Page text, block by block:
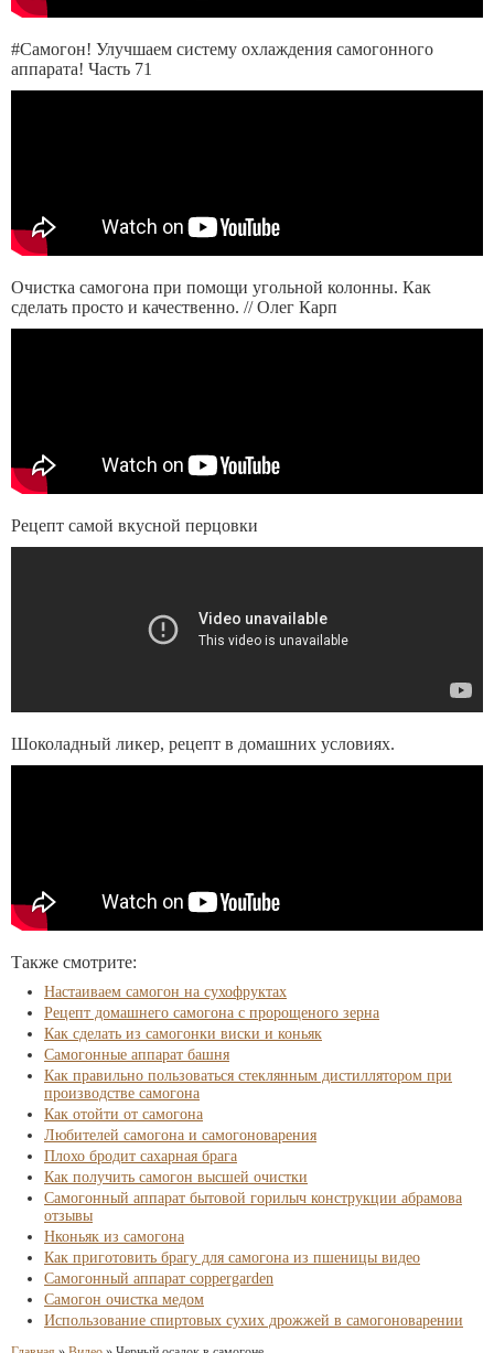
#Самогон! Улучшаем систему охлаждения самогонного
аппарата! Часть 71
Очистка самогона при помощи угольной колонны. Как
сделать просто и качественно. // Олег Карп
Рецепт самой вкусной перцовки
Шоколадный ликер, рецепт в домашних условиях.
Также смотрите:
Настаиваем самогон на сухофруктах
Рецепт домашнего самогона с пророщеного зерна
Как сделать из самогонки виски и коньяк
Самогонные аппарат башня
Как правильно пользоваться стеклянным дистиллятором при
производстве самогона
Как отойти от самогона
Любителей самогона и самогоноварения
Плохо бродит сахарная брага
Как получить самогон высшей очистки
Самогонный аппарат бытовой горилыч конструкции абрамова
отзывы
Нконьяк из самогона
Как приготовить брагу для самогона из пшеницы видео
Самогонный аппарат coppergarden
Самогон очистка медом
Использование спиртовых сухих дрожжей в самогоноварении